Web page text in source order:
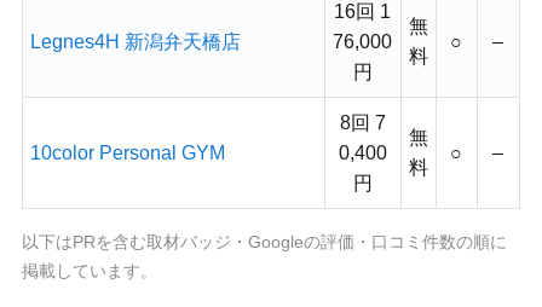
Legnes4H 新潟弁天橋店
16回 1
76,000
円
無
料
○ –
10color Personal GYM
8回 7
0,400
円
無
料
○ –
以下はPRを含む取材バッジ・Googleの評価・口コミ件数の順に
掲載しています。